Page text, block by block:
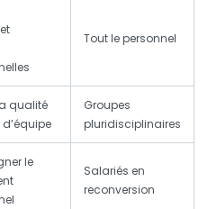
Tout le personnel
qualité
Groupes
pluridisciplinaires
le
Salariés en
reconversion